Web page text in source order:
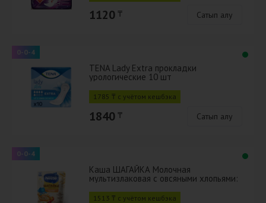
1120 ₸ Сатып алу
0-0-4
TENA Lady Extra прокладки
урологические 10 шт
1785 ₸ с учётом кешбэка
1840 ₸ Сатып алу
0-0-4
Каша ШАГАЙКА Молочная
мультизлаковая с овсяными хлопьями:
12 ме
1513 ₸ с учётом кешбэка